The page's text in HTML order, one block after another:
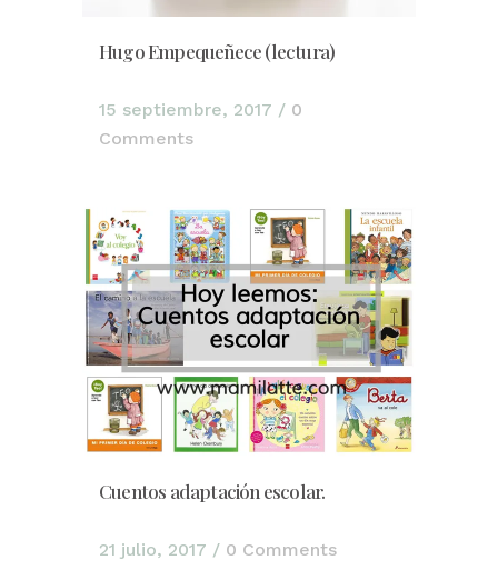
Hugo Empequeñece (lectura)
15 septiembre, 2017 / 0
Comments
Cuentos adaptación escolar.
21 julio, 2017 / 0 Comments